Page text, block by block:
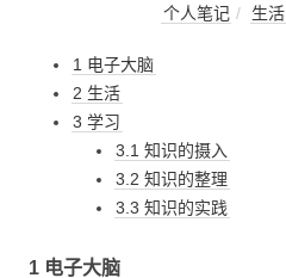
个人笔记 生活
1 电子大脑
2 生活
3 学习
3.1 知识的摄入
3.2 知识的整理
3.3 知识的实践
1 电子大脑